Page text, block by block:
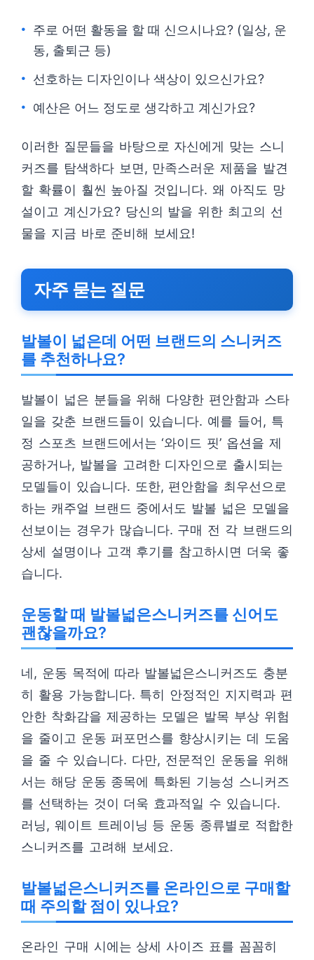
주로 어떤 활동을 할 때 신으시나요? (일상, 운
동, 출퇴근 등)
선호하는 디자인이나 색상이 있으신가요?
예산은 어느 정도로 생각하고 계신가요?
이러한 질문들을 바탕으로 자신에게 맞는 스니
커즈를 탐색하다 보면, 만족스러운 제품을 발견
할 확률이 훨씬 높아질 것입니다. 왜 아직도 망
설이고 계신가요? 당신의 발을 위한 최고의 선
물을 지금 바로 준비해 보세요!
자주 묻는 질문
발볼이 넓은데 어떤 브랜드의 스니커즈
를 추천하나요?
발볼이 넓은 분들을 위해 다양한 편안함과 스타
일을 갖춘 브랜드들이 있습니다. 예를 들어, 특
정 스포츠 브랜드에서는 ‘와이드 핏’ 옵션을 제
공하거나, 발볼을 고려한 디자인으로 출시되는
모델들이 있습니다. 또한, 편안함을 최우선으로
하는 캐주얼 브랜드 중에서도 발볼 넓은 모델을
선보이는 경우가 많습니다. 구매 전 각 브랜드의
상세 설명이나 고객 후기를 참고하시면 더욱 좋
습니다.
운동할 때 발볼넓은스니커즈를 신어도
괜찮을까요?
네, 운동 목적에 따라 발볼넓은스니커즈도 충분
히 활용 가능합니다. 특히 안정적인 지지력과 편
안한 착화감을 제공하는 모델은 발목 부상 위험
을 줄이고 운동 퍼포먼스를 향상시키는 데 도움
을 줄 수 있습니다. 다만, 전문적인 운동을 위해
서는 해당 운동 종목에 특화된 기능성 스니커즈
를 선택하는 것이 더욱 효과적일 수 있습니다.
러닝, 웨이트 트레이닝 등 운동 종류별로 적합한
스니커즈를 고려해 보세요.
발볼넓은스니커즈를 온라인으로 구매할
때 주의할 점이 있나요?
온라인 구매 시에는 상세 사이즈 표를 꼼꼼히